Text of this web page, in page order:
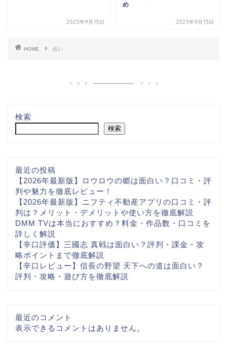
2025年9月15日
め
2025年9月15日
HOME 占い
検索
検索
最近の投稿
【2026年最新版】ロウロウの郷は面白い？口コミ・評
判や魅力を徹底レビュー！
【2026年最新版】ニフティ不動産アプリの口コミ・評
判は？メリット・デメリットや使い方を徹底解説
DMM TVは本当におすすめ？料金・作品数・口コミを
詳しく解説
【辛口評価】三國志 真戦は面白い？評判・課金・攻
略ポイントまで徹底解説
【辛口レビュー】信長の野望 天下への道は面白い？
評判・攻略・遊び方を徹底解説
最近のコメント
表示できるコメントはありません。